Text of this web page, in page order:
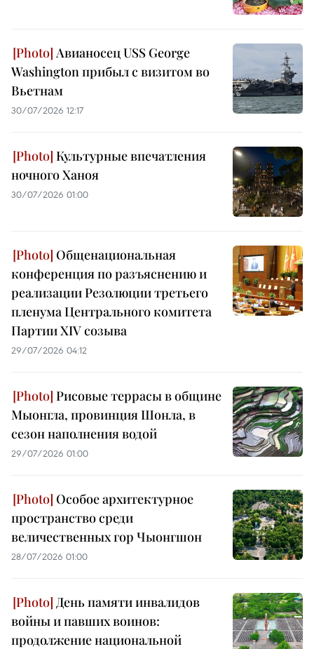
Авианосец USS George
Washington прибыл с визитом во
Вьетнам
30/07/2026 12:17
Культурные впечатления
ночного Ханоя
30/07/2026 01:00
Общенациональная
конференция по разъяснению и
реализации Резолюции третьего
пленума Центрального комитета
Партии XIV созыва
29/07/2026 04:12
Рисовые террасы в общине
Мыонгла, провинция Шонла, в
сезон наполнения водой
29/07/2026 01:00
Особое архитектурное
пространство среди
величественных гор Чыонгшон
28/07/2026 01:00
День памяти инвалидов
войны и павших воинов:
продолжение национальной